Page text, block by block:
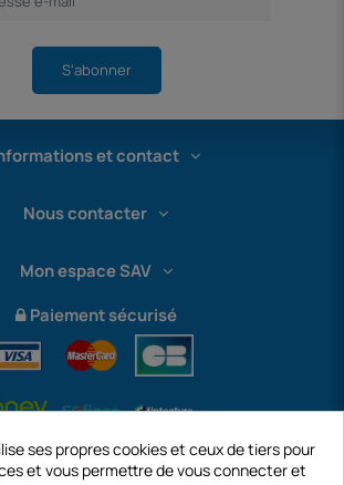
S'abonner
et contact
Nous contacter
Mon espace SAV
Paiement sécurisé
ses propres cookies et ceux de tiers pour
et vous permettre de vous connecter et